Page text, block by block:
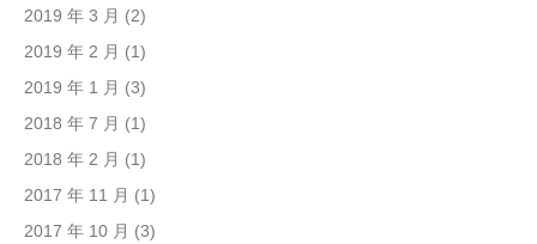
2019 年 3 月 (2)
2019 年 2 月 (1)
2019 年 1 月 (3)
2018 年 7 月 (1)
2018 年 2 月 (1)
2017 年 11 月 (1)
2017 年 10 月 (3)